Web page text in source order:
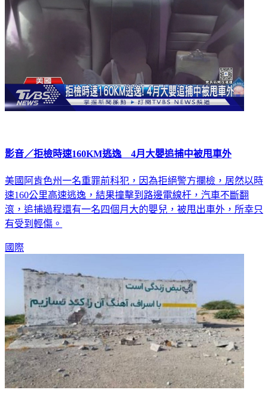
影音／拒檢時速160KM逃逸 4月大嬰追捕中被甩車外
美國阿肯色州一名重罪前科犯，因為拒絕警方攔檢，居然以時
速160公里高速逃逸，結果撞擊到路邊電線杆，汽車不斷翻
滾，追捕過程還有一名四個月大的嬰兒，被甩出車外，所幸只
有受到輕傷。
國際